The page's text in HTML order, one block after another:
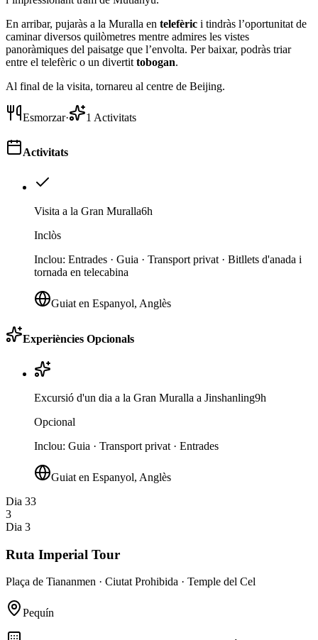
En arribar, pujaràs a la Muralla en telefèric i tindràs l’oportunitat de
caminar diversos quilòmetres mentre admires les vistes
panoràmiques del paisatge que l’envolta. Per baixar, podràs triar
entre el telefèric o un divertit tobogan.
Al final de la visita, tornareu al centre de Beijing.
Esmorzar· 1 Activitats
Activitats
Visita a la Gran Muralla6h
Inclòs
Inclou: Entrades · Guia · Transport privat · Bitllets d'anada i
tornada en telecabina
Guiat en Espanyol, Anglès
Experiències Opcionals
Excursió d'un dia a la Gran Muralla a Jinshanling9h
Opcional
Inclou: Guia · Transport privat · Entrades
Guiat en Espanyol, Anglès
Dia 33
3
Dia 3
Ruta Imperial Tour
Plaça de Tiananmen · Ciutat Prohibida · Temple del Cel
Pequín